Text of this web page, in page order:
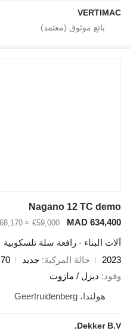
VERTIMAC
Nagano 12 TC demo
MAD 634,400
€59,000
≈ $68,170
آلات البناء - رافعة سلة تلسكوبية
2023
حالة المركبة جديد
70 متر / ساعة
وقود ديزل / مازوت
هولندا، Geertruidenberg
Dekker B.V.